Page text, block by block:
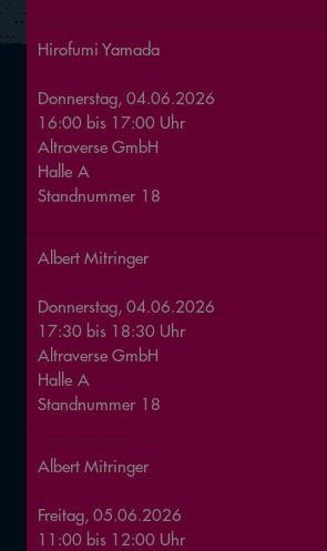
Hirofumi Yamada
Donnerstag, 04.06.2026
16:00 bis 17:00 Uhr
Altraverse GmbH
Halle A
Standnummer 18
Albert Mitringer
Donnerstag, 04.06.2026
17:30 bis 18:30 Uhr
Altraverse GmbH
Halle A
Standnummer 18
Albert Mitringer
Freitag, 05.06.2026
11:00 bis 12:00 Uhr